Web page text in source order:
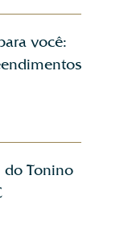
você:
do Tonino